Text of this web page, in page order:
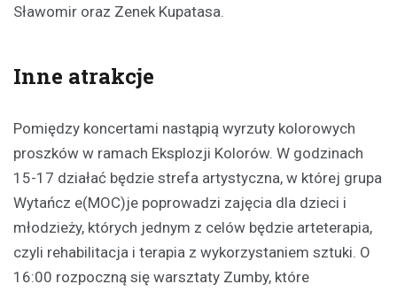
Sławomir oraz Zenek Kupatasa.
Inne atrakcje
Pomiędzy koncertami nastąpią wyrzuty kolorowych
proszków w ramach Eksplozji Kolorów. W godzinach
15-17 działać będzie strefa artystyczna, w której grupa
Wytańcz e(MOC)je poprowadzi zajęcia dla dzieci i
młodzieży, których jednym z celów będzie arteterapia,
czyli rehabilitacja i terapia z wykorzystaniem sztuki. O
16:00 rozpoczną się warsztaty Zumby, które